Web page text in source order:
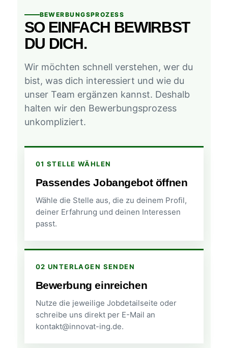
BEWERBUNGSPROZESS
SO EINFACH BEWIRBST
DU DICH.
Wir möchten schnell verstehen, wer du
bist, was dich interessiert und wie du
unser Team ergänzen kannst. Deshalb
halten wir den Bewerbungsprozess
unkompliziert.
01 STELLE WÄHLEN
Passendes Jobangebot öffnen
Wähle die Stelle aus, die zu deinem Profil,
deiner Erfahrung und deinen Interessen
passt.
02 UNTERLAGEN SENDEN
Bewerbung einreichen
Nutze die jeweilige Jobdetailseite oder
schreibe uns direkt per E-Mail an
kontakt@innovat-ing.de.